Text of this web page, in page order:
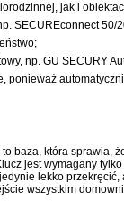
jak i
SECUREconnect 50/
np. GU SECURY
ponieważ
baza, która sprawia,
jest wymagany
lekko przekręcić,
wszystkim